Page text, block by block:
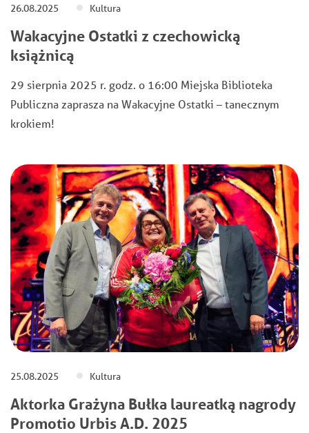
26.08.2025 Kultura
Wakacyjne Ostatki z czechowicką
książnicą
29 sierpnia 2025 r. godz. o 16:00 Miejska Biblioteka
Publiczna zaprasza na Wakacyjne Ostatki – tanecznym
krokiem!
25.08.2025 Kultura
Aktorka Grażyna Bułka laureatką nagrody
Promotio Urbis A.D. 2025